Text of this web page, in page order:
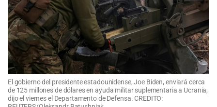
El gobierno del presidente estadounidense, Joe Biden, enviará cerca
de 125 millones de dólares en ayuda militar suplementaria a Ucrania,
dijo el viernes el Departamento de Defensa. CREDITO: